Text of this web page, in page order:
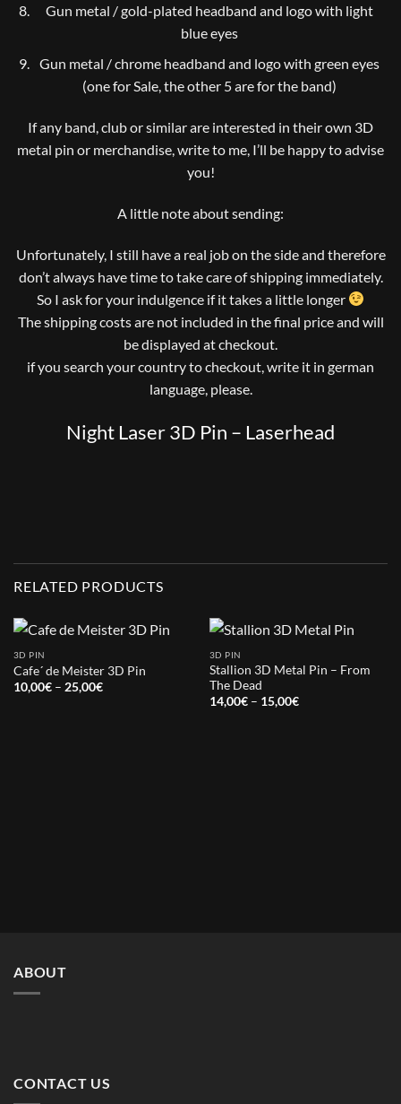
Gun metal / gold-plated headband and logo with light
blue eyes
Gun metal / chrome headband and logo with green eyes
(one for Sale, the other 5 are for the band)
If any band, club or similar are interested in their own 3D
metal pin or merchandise, write to me, I’ll be happy to advise
you!
A little note about sending:
Unfortunately, I still have a real job on the side and therefore
don’t always have time to take care of shipping immediately.
So I ask for your indulgence if it takes a little longer
The shipping costs are not included in the final price and will
be displayed at checkout.
if you search your country to checkout, write it in german
language, please.
Night Laser 3D Pin – Laserhead
RELATED PRODUCTS
3D PIN
Cafe´ de Meister 3D Pin
10,00€ – 25,00€Price
3D PIN
Stallion 3D Metal Pin – From
The Dead
14,00€ – 15,00€Price
ABOUT
CONTACT US